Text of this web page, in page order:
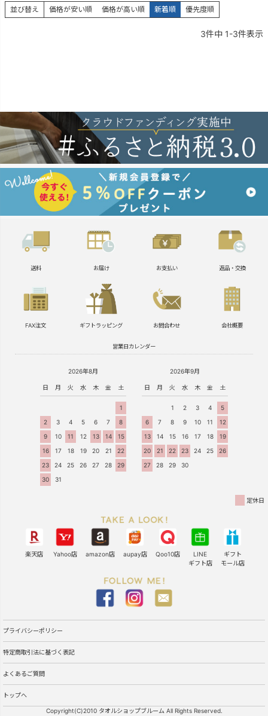
並び替え 価格が安い順 価格が高い順 新着順 優先度順
3件中 1-3件表示
送料 お届け お支払い 返品・交換
FAX注文 ギフトラッピング お問合わせ 会社概要
営業日カレンダー
2026年8月
日 月 火 水 木 金 土
1
2
3 4 5 6 7
8
9
10 11 12 13 14
15
16
17 18 19 20 21
22
23
24 25 26 27 28
29
30
31
2026年9月
日 月 火 水 木 金 土
1 2 3 4
5
6
7 8 9 10 11
12
13
14 15 16 17 18
19
20
21 22 23 24 25
26
27
28 29 30
定休日
楽天店 Yahoo店 amazon店 aupay店 Qoo10店
LINE
ギフト店
ギフト
モール店
プライバシーポリシー
特定商取引法に基づく表記
よくあるご質問
トップへ
Copyright(C)2010 タオルショップブルーム All Rights Reserved.